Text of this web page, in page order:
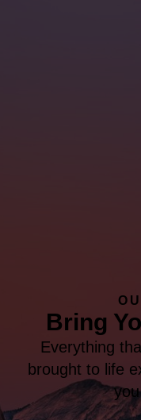
Bring
Everything
brought to life